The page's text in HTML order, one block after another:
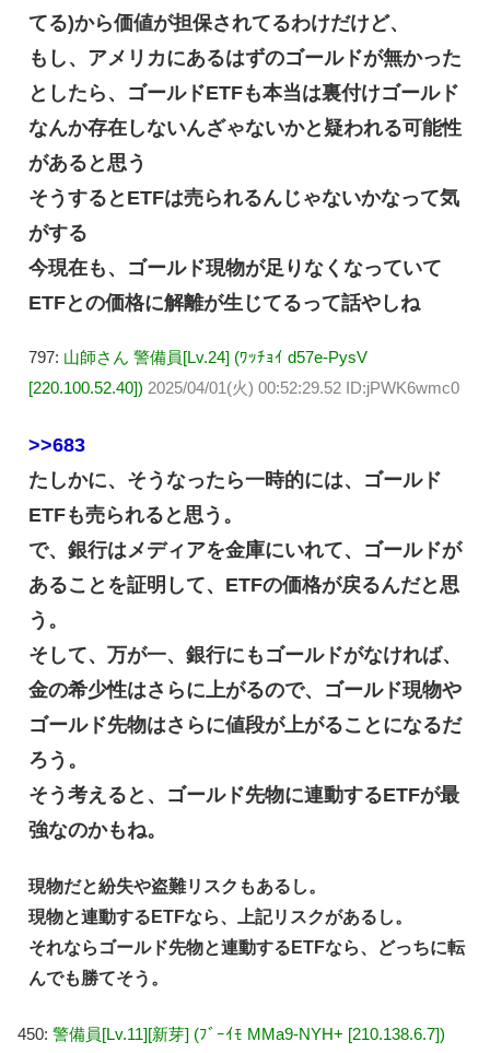
てる)から価値が担保されてるわけだけど、
もし、アメリカにあるはずのゴールドが無かった
としたら、ゴールドETFも本当は裏付けゴールド
なんか存在しないんざゃないかと疑われる可能性
があると思う
そうするとETFは売られるんじゃないかなって気
がする
今現在も、ゴールド現物が足りなくなっていて
ETFとの価格に解離が生じてるって話やしね
797: 山師さん 警備員[Lv.24] (ﾜｯﾁｮｲ d57e-PysV
[220.100.52.40]) 2025/04/01(火) 00:52:29.52 ID:jPWK6wmc0
>>683
たしかに、そうなったら一時的には、ゴールド
ETFも売られると思う。
で、銀行はメディアを金庫にいれて、ゴールドが
あることを証明して、ETFの価格が戻るんだと思
う。
そして、万が一、銀行にもゴールドがなければ、
金の希少性はさらに上がるので、ゴールド現物や
ゴールド先物はさらに値段が上がることになるだ
ろう。
そう考えると、ゴールド先物に連動するETFが最
強なのかもね。
現物だと紛失や盗難リスクもあるし。
現物と連動するETFなら、上記リスクがあるし。
それならゴールド先物と連動するETFなら、どっちに転
んでも勝てそう。
450: 警備員[Lv.11][新芽] (ﾌﾞｰｲﾓ MMa9-NYH+ [210.138.6.7])